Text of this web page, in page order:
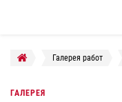
Галерея работ
ГАЛЕРЕЯ